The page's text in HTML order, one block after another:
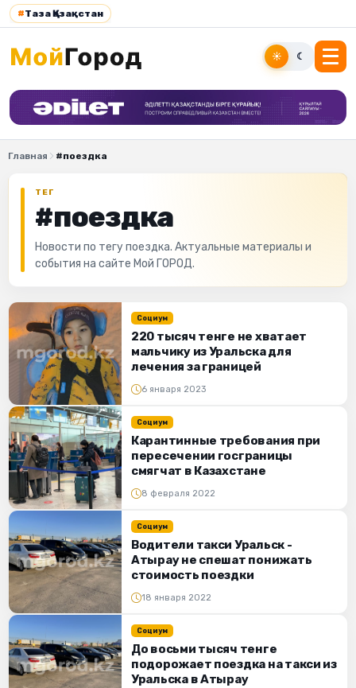
#Таза Қазақстан
☀ ☾
Главная #поездка
ТЕГ
#поездка
Новости по тегу поездка. Актуальные материалы и
события на сайте Мой ГОРОД.
Социум
220 тысяч тенге не хватает
мальчику из Уральска для
лечения за границей
6 января 2023
Социум
Карантинные требования при
пересечении госграницы
смягчат в Казахстане
8 февраля 2022
Социум
Водители такси Уральск -
Атырау не спешат понижать
стоимость поездки
18 января 2022
Социум
До восьми тысяч тенге
подорожает поездка на такси из
Уральска в Атырау